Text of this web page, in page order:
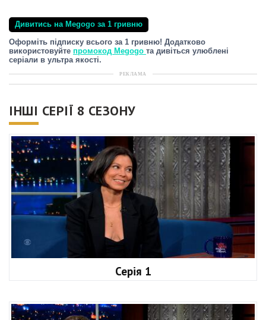
Дивитись на Megogo за 1 гривню
Оформіть підписку всього за 1 гривню! Додатково
використовуйте промокод Megogo та дивіться улюблені
серіали в ультра якості.
РЕКЛАМА
ІНШІ СЕРІЇ 8 СЕЗОНУ
Серія 1